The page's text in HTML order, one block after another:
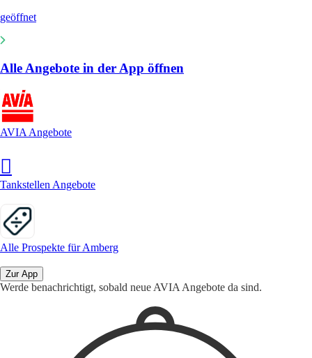
geöffnet
Alle Angebote in der App öffnen
AVIA Angebote
Tankstellen Angebote
Alle Prospekte für Amberg
Zur App
Werde benachrichtigt, sobald neue AVIA Angebote da sind.